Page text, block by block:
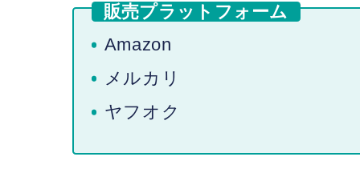
販売プラットフォーム
Amazon
メルカリ
ヤフオク